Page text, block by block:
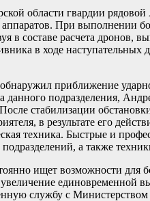
области гвардии
При выполнении
в составе расчета
в ходе наступательных
приближение
данного подразделения,
стабилизации
в результате его
техника. Быстрые и
а также
ищет возможности
службу с